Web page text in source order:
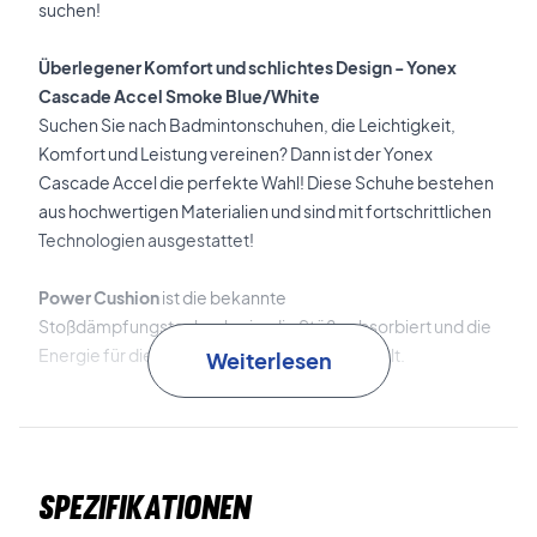
suchen!
Überlegener Komfort und schlichtes Design - Yonex
Cascade Accel Smoke Blue/White
Suchen Sie nach Badmintonschuhen, die Leichtigkeit,
Komfort und Leistung vereinen? Dann ist der Yonex
Cascade Accel die perfekte Wahl! Diese Schuhe bestehen
aus hochwertigen Materialien und sind mit fortschrittlichen
Technologien ausgestattet!
Power Cushionist die bekannte
Stoßdämpfungstechnologie, die Stöße absorbiert und die
Energie für die nächste Bewegung umwandelt.
Weiterlesen
Spezifikationen